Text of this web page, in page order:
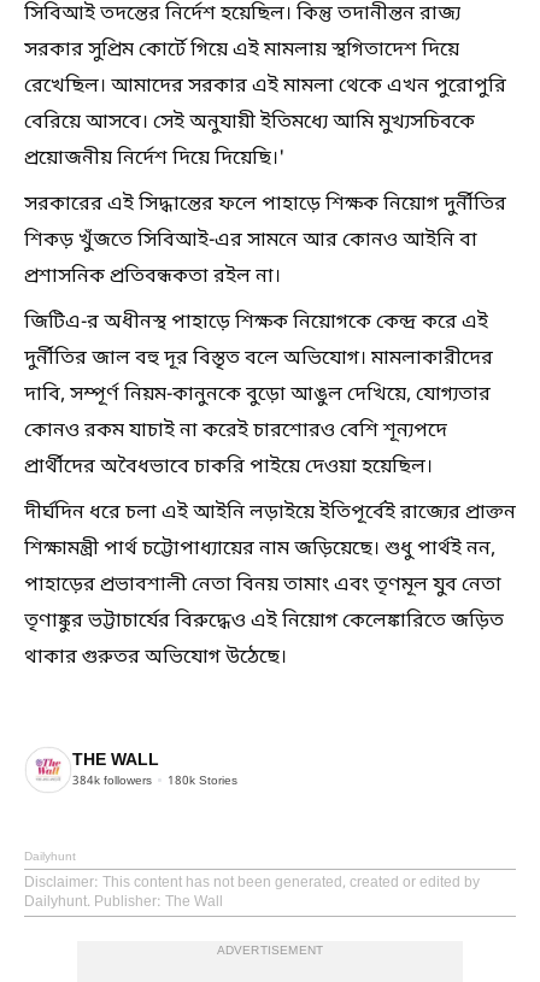
সিবিআই তদন্তের নির্দেশ হয়েছিল। কিন্তু তদানীন্তন রাজ্য
সরকার সুপ্রিম কোর্টে গিয়ে এই মামলায় স্থগিতাদেশ দিয়ে
রেখেছিল। আমাদের সরকার এই মামলা থেকে এখন পুরোপুরি
বেরিয়ে আসবে। সেই অনুযায়ী ইতিমধ্যে আমি মুখ্যসচিবকে
প্রয়োজনীয় নির্দেশ দিয়ে দিয়েছি।'
সরকারের এই সিদ্ধান্তের ফলে পাহাড়ে শিক্ষক নিয়োগ দুর্নীতির
শিকড় খুঁজতে সিবিআই-এর সামনে আর কোনও আইনি বা
প্রশাসনিক প্রতিবন্ধকতা রইল না।
জিটিএ-র অধীনস্থ পাহাড়ে শিক্ষক নিয়োগকে কেন্দ্র করে এই
দুর্নীতির জাল বহু দূর বিস্তৃত বলে অভিযোগ। মামলাকারীদের
দাবি, সম্পূর্ণ নিয়ম-কানুনকে বুড়ো আঙুল দেখিয়ে, যোগ্যতার
কোনও রকম যাচাই না করেই চারশোরও বেশি শূন্যপদে
প্রার্থীদের অবৈধভাবে চাকরি পাইয়ে দেওয়া হয়েছিল।
দীর্ঘদিন ধরে চলা এই আইনি লড়াইয়ে ইতিপূর্বেই রাজ্যের প্রাক্তন
শিক্ষামন্ত্রী পার্থ চট্টোপাধ্যায়ের নাম জড়িয়েছে। শুধু পার্থই নন,
পাহাড়ের প্রভাবশালী নেতা বিনয় তামাং এবং তৃণমূল যুব নেতা
তৃণাঙ্কুর ভট্টাচার্যের বিরুদ্ধেও এই নিয়োগ কেলেঙ্কারিতে জড়িত
থাকার গুরুতর অভিযোগ উঠেছে।
THE WALL
384k followers 180k Stories
Dailyhunt
Disclaimer: This content has not been generated, created or edited by
Dailyhunt. Publisher: The Wall
ADVERTISEMENT